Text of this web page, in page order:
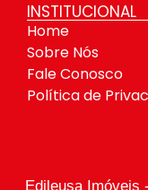
INSTITUCIONAL
Home
Sobre Nós
Fale Conosco
Política de
Edileusa Imóveis